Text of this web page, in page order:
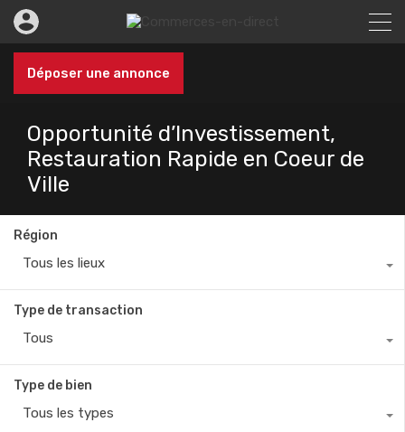
Déposer une annonce
Opportunité d’Investissement,
Restauration Rapide en Coeur de
Ville
Région
Tous les lieux
Type de transaction
Tous
Type de bien
Tous les types